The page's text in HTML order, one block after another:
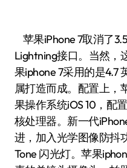
苹果iPhone 7取消了
Lightning接口。当然，
果iphone 7采用的是4.7
属打造而成。配置上，
果操作系统iOS 10，配
核处理器。新一代
进，加入光学图像防抖
Tone 闪光灯。苹果